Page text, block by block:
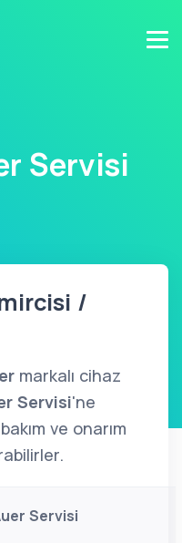
Servisi
/
markalı cihaz
Servisi'ne
ve onarım
Servisi